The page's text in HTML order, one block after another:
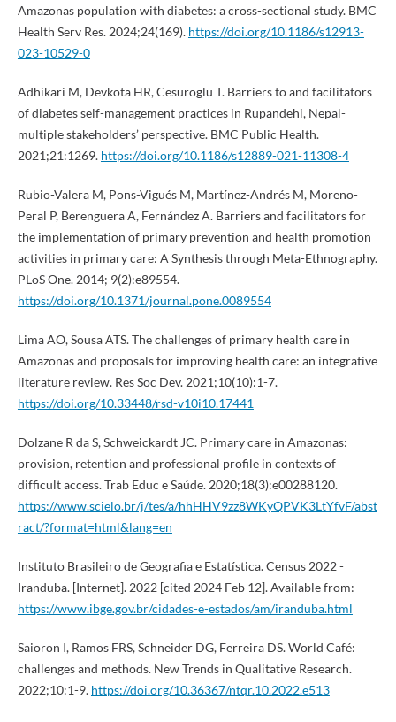
Amazonas population with diabetes: a cross-sectional study. BMC
Health Serv Res. 2024;24(169). https://doi.org/10.1186/s12913-
023-10529-0
Adhikari M, Devkota HR, Cesuroglu T. Barriers to and facilitators
of diabetes self-management practices in Rupandehi, Nepal-
multiple stakeholders’ perspective. BMC Public Health.
2021;21:1269. https://doi.org/10.1186/s12889-021-11308-4
Rubio-Valera M, Pons-Vigués M, Martínez-Andrés M, Moreno-
Peral P, Berenguera A, Fernández A. Barriers and facilitators for
the implementation of primary prevention and health promotion
activities in primary care: A Synthesis through Meta-Ethnography.
PLoS One. 2014; 9(2):e89554.
https://doi.org/10.1371/journal.pone.0089554
Lima AO, Sousa ATS. The challenges of primary health care in
Amazonas and proposals for improving health care: an integrative
literature review. Res Soc Dev. 2021;10(10):1-7.
https://doi.org/10.33448/rsd-v10i10.17441
Dolzane R da S, Schweickardt JC. Primary care in Amazonas:
provision, retention and professional profile in contexts of
difficult access. Trab Educ e Saúde. 2020;18(3):e00288120.
https://www.scielo.br/j/tes/a/hhHHV9zz8WKyQPVK3LtYfvF/abst
ract/?format=html&lang=en
Instituto Brasileiro de Geografia e Estatística. Census 2022 -
Iranduba. [Internet]. 2022 [cited 2024 Feb 12]. Available from:
https://www.ibge.gov.br/cidades-e-estados/am/iranduba.html
Saioron I, Ramos FRS, Schneider DG, Ferreira DS. World Café:
challenges and methods. New Trends in Qualitative Research.
2022;10:1-9. https://doi.org/10.36367/ntqr.10.2022.e513